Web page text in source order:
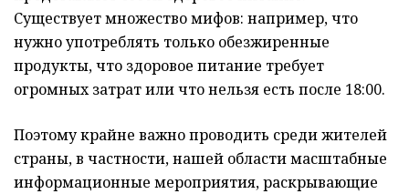
Существует множество мифов: например, что
нужно употреблять только обезжиренные
продукты, что здоровое питание требует
огромных затрат или что нельзя есть после 18:00.
Поэтому крайне важно проводить среди жителей
страны, в частности, нашей области масштабные
информационные мероприятия, раскрывающие